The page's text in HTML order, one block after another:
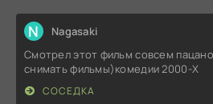
N Nagasaki
Смотрел этот фильм совсем
снимать фильмы)комедии 2000-X
СОСЕДКА